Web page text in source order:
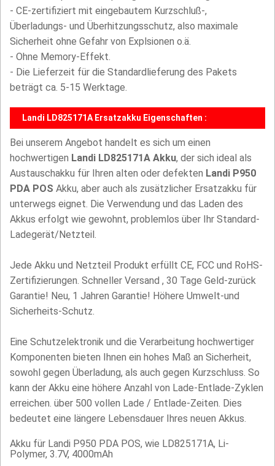
- CE-zertifiziert mit eingebautem Kurzschluß-,
Überladungs- und Überhitzungsschutz, also maximale
Sicherheit ohne Gefahr von Explsionen o.ä.
- Ohne Memory-Effekt.
- Die Lieferzeit für die Standardlieferung des Pakets
beträgt ca. 5-15 Werktage.
Landi LD825171A Ersatzakku Eigenschaften :
Bei unserem Angebot handelt es sich um einen
hochwertigen Landi LD825171A Akku, der sich ideal als
Austauschakku für Ihren alten oder defekten Landi P950
PDA POS Akku, aber auch als zusätzlicher Ersatzakku für
unterwegs eignet. Die Verwendung und das Laden des
Akkus erfolgt wie gewohnt, problemlos über Ihr Standard-
Ladegerät/Netzteil.
Jede Akku und Netzteil Produkt erfüllt CE, FCC und RoHS-
Zertifizierungen. Schneller Versand , 30 Tage Geld-zurück
Garantie! Neu, 1 Jahren Garantie! Höhere Umwelt-und
Sicherheits-Schutz.
Eine Schutzelektronik und die Verarbeitung hochwertiger
Komponenten bieten Ihnen ein hohes Maß an Sicherheit,
sowohl gegen Überladung, als auch gegen Kurzschluss. So
kann der Akku eine höhere Anzahl von Lade-Entlade-Zyklen
erreichen. über 500 vollen Lade / Entlade-Zeiten. Dies
bedeutet eine längere Lebensdauer Ihres neuen Akkus.
Akku für Landi P950 PDA POS, wie LD825171A, Li-
Polymer, 3.7V, 4000mAh